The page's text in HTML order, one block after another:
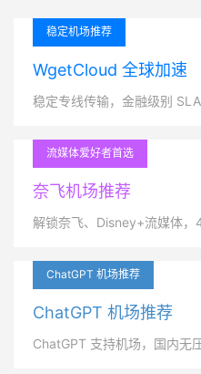
稳定机场推荐
WgetCloud 全球加速
稳定专线传输，金融级别 SLA
流媒体爱好者首选
奈飞机场推荐
解锁奈飞、Disney+流媒体，
ChatGPT 机场推荐
ChatGPT 机场推荐
ChatGPT 支持机场，国内无